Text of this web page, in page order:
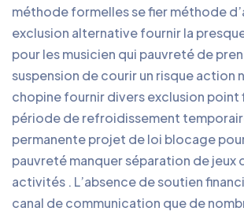
méthode formelles se fier méthode
exclusion alternative fournir la
pour les musicien qui pauvreté de
suspension de courir un risque action
chopine fournir divers exclusion point
période de refroidissement
permanente projet de loi blocage
pauvreté manquer séparation de jeux
activités . L’absence de soutien
canal de communication que de